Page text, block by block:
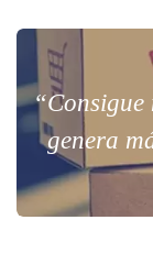
“Consigue
genera